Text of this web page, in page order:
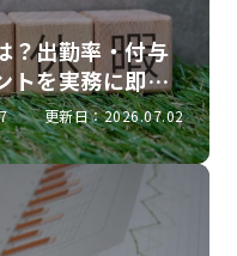
？出勤率・付与
トを実務に即し
更新日：2026.07.02